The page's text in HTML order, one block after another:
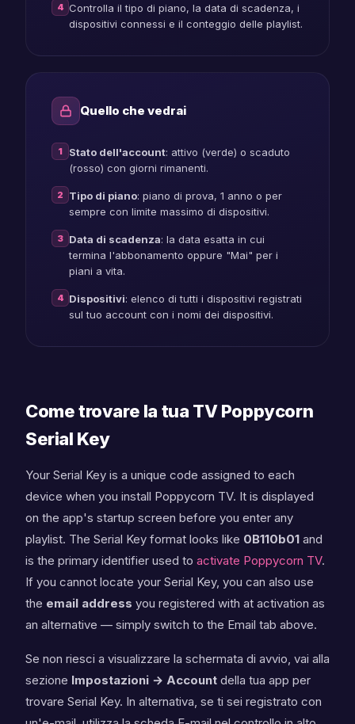
4 Controlla il tipo di piano, la data di scadenza, i
dispositivi connessi e il conteggio delle playlist.
Quello che vedrai
1 Stato dell'account: attivo (verde) o scaduto
(rosso) con giorni rimanenti.
2 Tipo di piano: piano di prova, 1 anno o per
sempre con limite massimo di dispositivi.
3 Data di scadenza: la data esatta in cui
termina l'abbonamento oppure "Mai" per i
piani a vita.
4 Dispositivi: elenco di tutti i dispositivi registrati
sul tuo account con i nomi dei dispositivi.
Come trovare la tua TV Poppycorn
Serial Key
Your Serial Key is a unique code assigned to each
device when you install Poppycorn TV. It is displayed
on the app's startup screen before you enter any
playlist. The Serial Key format looks like 0B110b01 and
is the primary identifier used to activate Poppycorn TV.
If you cannot locate your Serial Key, you can also use
the email address you registered with at activation as
an alternative — simply switch to the Email tab above.
Se non riesci a visualizzare la schermata di avvio, vai alla
sezione Impostazioni → Account della tua app per
trovare Serial Key. In alternativa, se ti sei registrato con